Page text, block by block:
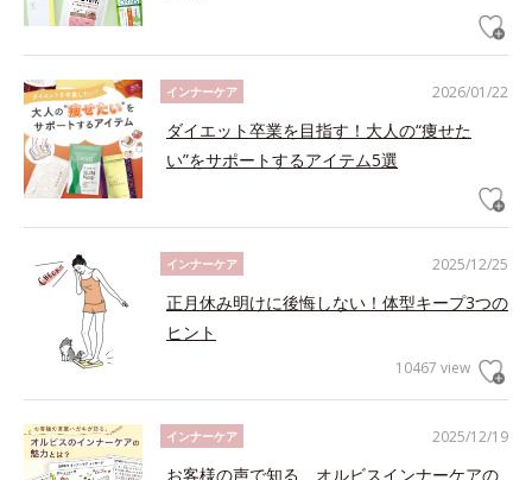
2026/01/22
インナーケア
ダイエット卒業を目指す！大人の“痩せた
い”をサポートするアイテム5選
2025/12/25
インナーケア
正月休み明けに後悔しない！体型キープ3つの
ヒント
10467 view
2025/12/19
インナーケア
お客様の声で知る、オルビスインナーケアの